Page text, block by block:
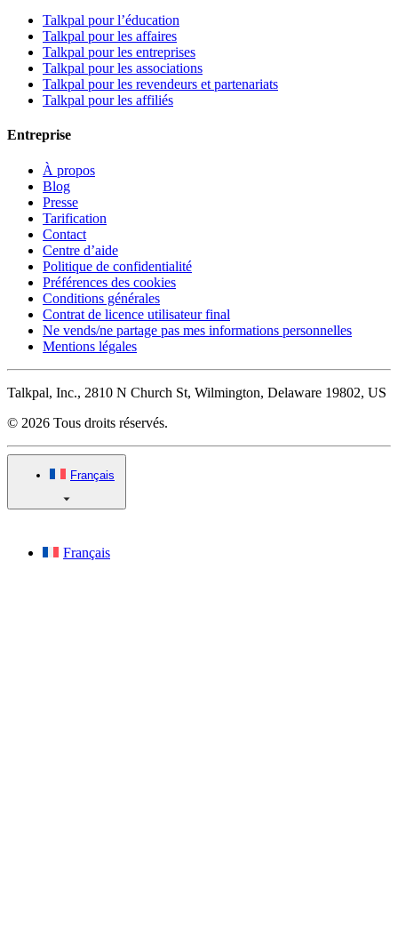
Talkpal pour l’éducation
Talkpal pour les affaires
Talkpal pour les entreprises
Talkpal pour les associations
Talkpal pour les revendeurs et partenariats
Talkpal pour les affiliés
Entreprise
À propos
Blog
Presse
Tarification
Contact
Centre d’aide
Politique de confidentialité
Préférences des cookies
Conditions générales
Contrat de licence utilisateur final
Ne vends/ne partage pas mes informations personnelles
Mentions légales
Talkpal, Inc., 2810 N Church St, Wilmington, Delaware 19802, US
© 2026 Tous droits réservés.
Français
Français